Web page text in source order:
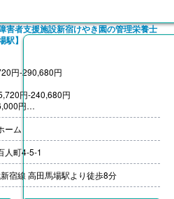
害者支援施設新宿けやき園の管理栄養士
駅】
円-290,680円
円‐240,680円
円
円
円
円
円
-20,000円（経験による）
円
ーム
人町4-5-1
宿線 高田馬場駅より徒歩8分